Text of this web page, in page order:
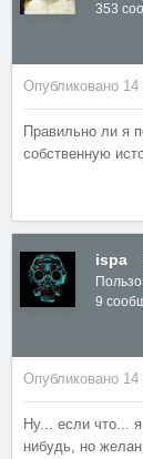
353
Опубликовано 14
Правильно ли я
собственную
ispa
9
Опубликовано 14
Ну... если что...
нибудь, но